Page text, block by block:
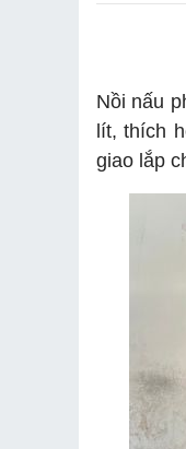
Nồi nấu
lít, thích
giao lắp